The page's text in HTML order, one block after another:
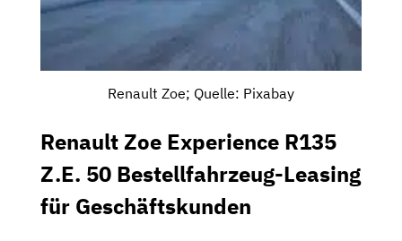
Renault Zoe; Quelle: Pixabay
Renault Zoe Experience R135
Z.E. 50 Bestellfahrzeug-Leasing
für Geschäftskunden